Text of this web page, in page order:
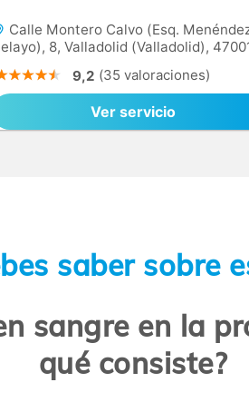
Calle Montero Calvo (Esq.
8, Valladolid (Valladolid),
9,2 (35 valoraciones)
Ver servicio
saber sobre
sangre en la
qué consiste?